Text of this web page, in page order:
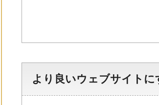
より良いウェブサイト